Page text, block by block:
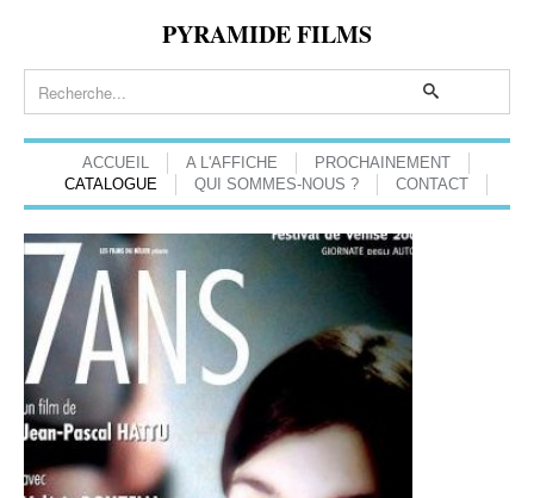
PYRAMIDE FILMS
ACCUEIL A L'AFFICHE
PROCHAINEMENT
CATALOGUE
QUI SOMMES-NOUS ? CONTACT